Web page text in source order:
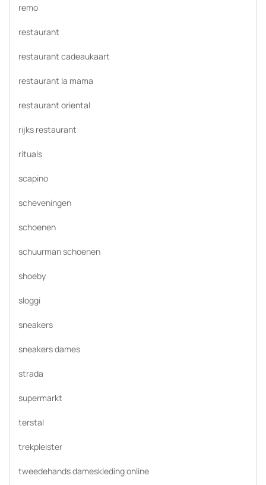
remo
restaurant
restaurant cadeaukaart
restaurant la mama
restaurant oriental
rijks restaurant
rituals
scapino
scheveningen
schoenen
schuurman schoenen
shoeby
sloggi
sneakers
sneakers dames
strada
supermarkt
terstal
trekpleister
tweedehands dameskleding online